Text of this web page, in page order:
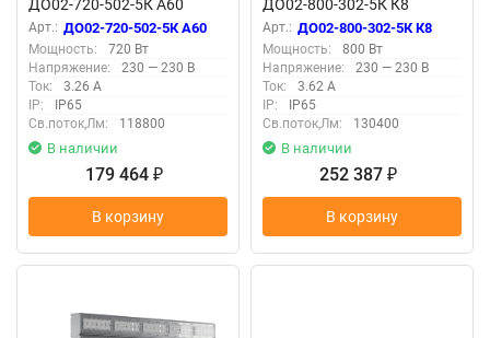
ДО02-720-502-5К А60
Прозрачный
Арт.: ДО02-720-502-5К А60
Мощность:
720 Вт
Напряжение:
230 — 230 В
Ток:
3.26 А
IP:
IP65
Св.поток,Лм:
118800
В наличии
179 464 ₽
В корзину
ДО02-800-302-5К К8
Прозрачный
Арт.: ДО02-800-302-5К К8
Мощность:
800 Вт
Напряжение:
230 — 230 В
Ток:
3.62 А
IP:
IP65
Св.поток,Лм:
130400
В наличии
252 387 ₽
В корзину